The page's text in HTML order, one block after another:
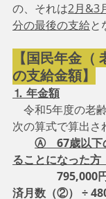
の、それは2月&3
分の最後の支給と
【国民年金（
の支給金額】
⒈ 年金額
令和5年度の老
次の算式で算出さ
Ⓐ　67歳以下
ることになった方
795,000円（
済月数（②） ÷